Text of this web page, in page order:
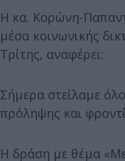
Η κα. Κορώνη-
μέσα κοινωνικής
Τρίτης, αναφέρει:
Σήμερα στείλαμε
πρόληψης και
Η δράση με θέμα